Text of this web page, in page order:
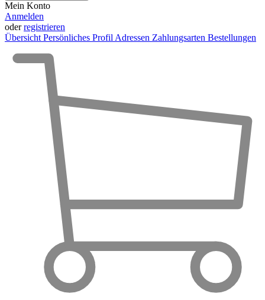
Mein Konto
Anmelden
oderregistrieren
Übersicht Persönliches Profil Adressen Zahlungsarten Bestellungen